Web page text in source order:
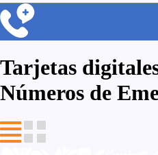
Tarjetas
Números de